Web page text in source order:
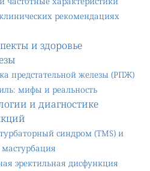
рекомендациях
и здоровье
предстательной железы (РПЖ)
мифы и реальность
и диагностике
синдром (TMS) и
эректильная дисфункция